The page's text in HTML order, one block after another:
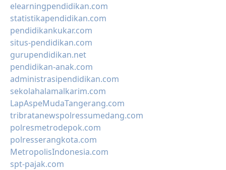
elearningpendidikan.com
statistikapendidikan.com
pendidikankukar.com
situs-pendidikan.com
gurupendidikan.net
pendidikan-anak.com
administrasipendidikan.com
sekolahalamalkarim.com
LapAspeMudaTangerang.com
tribratanewspolressumedang.com
polresmetrodepok.com
polresserangkota.com
MetropolisIndonesia.com
spt-pajak.com